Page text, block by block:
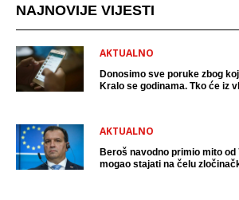
NAJNOVIJE VIJESTI
AKTUALNO
Donosimo sve poruke zbog
Kralo se godinama. Tko će iz
AKTUALNO
Beroš navodno primio mito od
mogao stajati na čelu